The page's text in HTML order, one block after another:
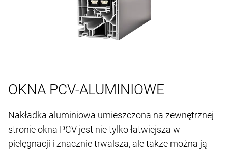
OKNA PCV-ALUMINIOWE
Nakładka aluminiowa umieszczona na zewnętrznej
stronie okna PCV jest nie tylko łatwiejsza w
pielęgnacji i znacznie trwalsza, ale także można ją